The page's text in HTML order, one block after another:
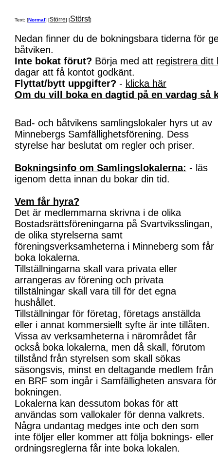
Text: [Normal] [Större] [Störst]
Nedan finner du de bokningsbara tiderna för
båtviken.
Inte bokat förut? Börja med att registrera ditt
dagar att få kontot godkänt.
Flyttat/bytt uppgifter? - klicka här
Om du vill boka en dagtid på en vardag så
Bad- och båtvikens samlingslokaler hyrs ut av
Minnebergs Samfällighetsförening. Dess
styrelse har beslutat om regler och priser.
Bokningsinfo om Samlingslokalerna: - läs
igenom detta innan du bokar din tid.
Vem får hyra?
Det är medlemmarna skrivna i de olika
Bostadsrättsföreningarna på Svartviksslingan,
de olika styrelserna samt
föreningsverksamheterna i Minneberg som får
boka lokalerna.
Tillställningarna skall vara privata eller
arrangeras av förening och privata
tillstälningar skall vara till för det egna
hushållet.
Tillställningar för företag, företags anställda
eller i annat kommersiellt syfte är inte tillåten.
Vissa av verksamheterna i närområdet får
också boka lokalerna, men då skall, förutom
tillstånd från styrelsen som skall sökas
säsongsvis, minst en deltagande medlem från
en BRF som ingår i Samfälligheten ansvara för
bokningen.
Lokalerna kan dessutom bokas för att
användas som vallokaler för denna valkrets.
Några undantag medges inte och den som
inte följer eller kommer att följa boknings- eller
ordningsreglerna får inte boka lokalen.